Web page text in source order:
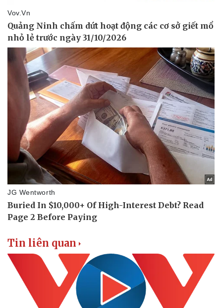
Pháp luật
Tin nóng
Tư vấn luật
Quân sự - Quốc phòng
Vũ khí
Việt Nam
Tin liên quan